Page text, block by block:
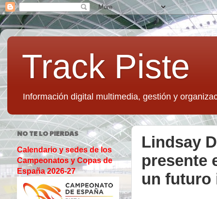
Track Piste
Información digital multimedia, gestión y
Lindsay
presente
un futuro
NO TE LO PIERDAS
Calendario y sedes de los
Campeonatos y Copas de
España 2026-27